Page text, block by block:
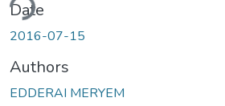
Date
2016-07-15
Authors
EDDERAI MERYEM